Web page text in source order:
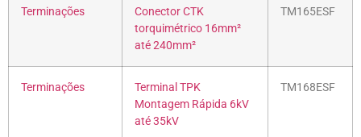
Terminações
Conector CTK
torquimétrico 16mm²
até 240mm²
TM165ESF
Terminações
Terminal TPK
Montagem Rápida 6kV
até 35kV
TM168ESF